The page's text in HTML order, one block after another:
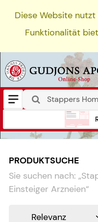
Diese Website
Funktionalität
PRODUKTSUCHE
Sie suchen nach: „
Einsteiger Arzneien“